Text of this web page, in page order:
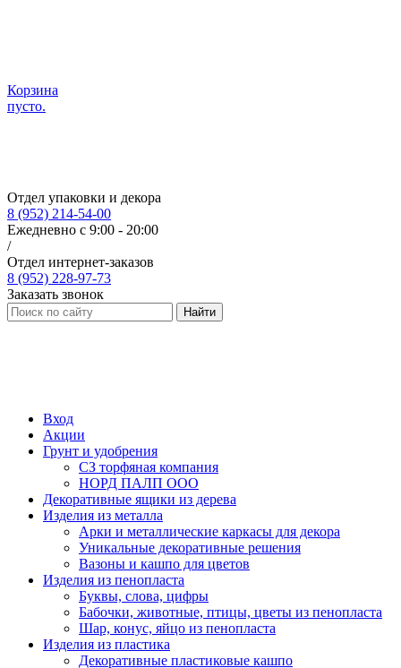
Корзина
пусто.
Отдел упаковки и декора
8 (952) 214-54-00
Ежедневно с 9:00 - 20:00
/
Отдел интернет-заказов
8 (952) 228-97-73
Заказать звонок
Найти
Вход
Акции
Грунт и удобрения
СЗ торфяная компания
НОРД ПАЛП ООО
Декоративные ящики из дерева
Изделия из металла
Арки и металлические каркасы для декора
Уникальные декоративные решения
Вазоны и кашпо для цветов
Изделия из пенопласта
Буквы, слова, цифры
Бабочки, животные, птицы, цветы из пенопласта
Шар, конус, яйцо из пенопласта
Изделия из пластика
Декоративные пластиковые кашпо